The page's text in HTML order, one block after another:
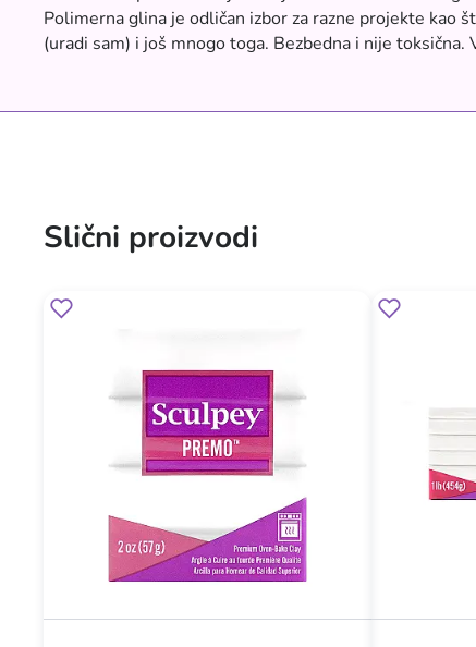
Polimerna glina je odličan izbor za razne projekte kao
(uradi sam) i još mnogo toga. Bezbedna i nije
Slični proizvodi